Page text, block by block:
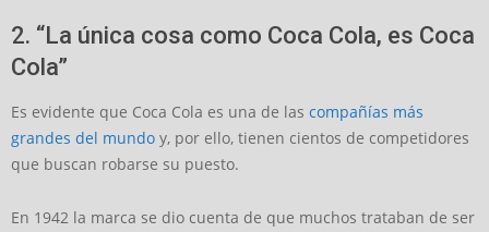
2. “La única cosa como Coca Cola, es Coca
Cola”
Es evidente que Coca Cola es una de las compañías más
grandes del mundo y, por ello, tienen cientos de competidores
que buscan robarse su puesto.
En 1942 la marca se dio cuenta de que muchos trataban de ser